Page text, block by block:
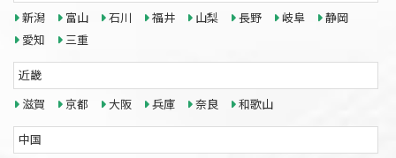
新潟 富山 石川 福井 山梨 長野 岐阜
静岡
愛知
三重
近畿
滋賀 京都 大阪 兵庫 奈良 和歌山
中国